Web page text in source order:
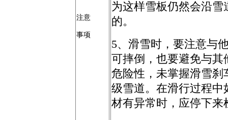
注意
事项
为这样雪板仍然会沿
的。
5、滑雪时，要注意与
可摔倒，也要避免与
危险性，未掌握滑雪
级雪道。在滑行过程
材有异常时，应停下来